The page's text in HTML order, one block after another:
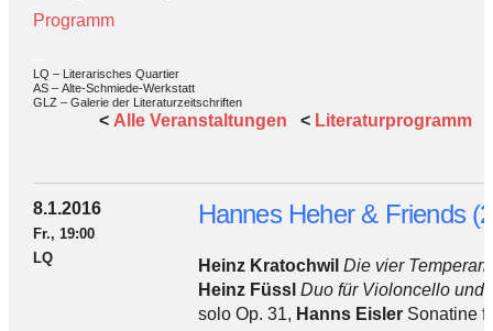
Programm
LQ – Literarisches Quartier
AS – Alte-Schmiede-Werkstatt
GLZ – Galerie der Literaturzeitschriften
< Alle Veranstaltungen < Literaturprogramm
8.1.2016
Fr., 19:00
LQ
Hannes Heher & Friends
Heinz Kratochwil Die vier
Heinz Füssl Duo für Violoncello und
solo Op. 31, Hanns EislerSonatine